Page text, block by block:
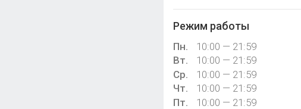
Режим работы
Пн.
10:00 — 21:59
Вт.
10:00 — 21:59
Ср.
10:00 — 21:59
Чт.
10:00 — 21:59
Пт.
10:00 — 21:59